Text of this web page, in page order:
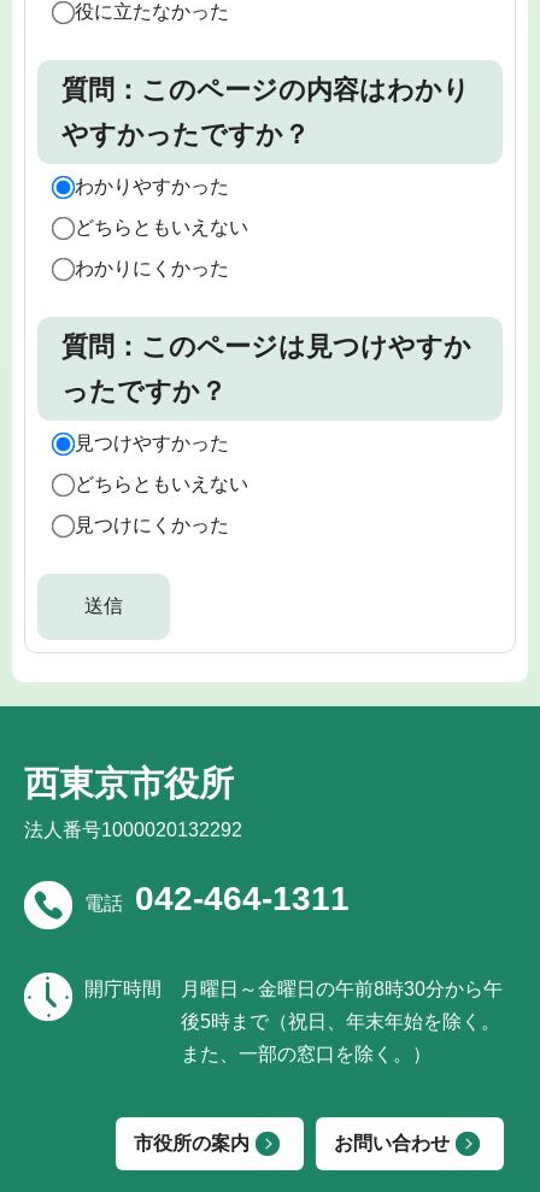
役に立たなかった
質問：このページの内容はわかり
やすかったですか？
わかりやすかった
どちらともいえない
わかりにくかった
質問：このページは見つけやすか
ったですか？
見つけやすかった
どちらともいえない
見つけにくかった
西東京市役所
法人番号1000020132292
電話 042-464-1311
開庁時間
月曜日～金曜日の午前8時30分から午
後5時まで（祝日、年末年始を除く。
また、一部の窓口を除く。）
市役所の案内 お問い合わせ